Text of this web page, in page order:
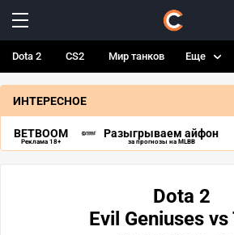
Dota 2 CS2 Мир танков Еще
ИНТЕРЕСНОЕ
BETBOOM
Реклама 18+
Разыгрываем айфон
за прогнозы на MLBB
Dota 2
Evil Geniuses vs